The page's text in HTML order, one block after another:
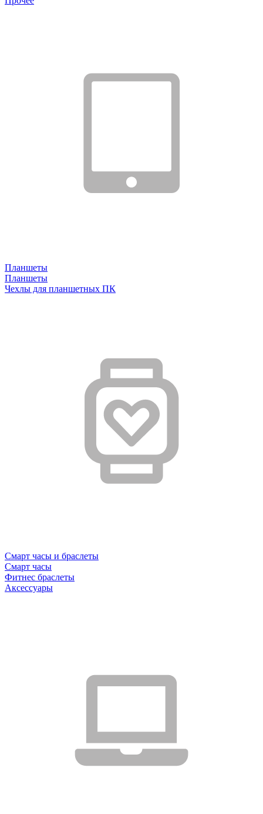
Планшеты
Планшеты
Чехлы для планшетных ПК
Смарт часы и браслеты
Смарт часы
Фитнес браслеты
Аксессуары